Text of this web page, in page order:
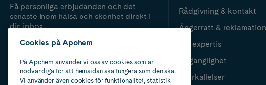
Få personliga erbjudanden och det
senaste inom hälsa och skönhet direkt i
din inbox.
Rådgivning & kontakt
Ångerrätt & reklamation
Vår expertis
Tillgänglighet
Återkallelser
Cookies på Apohem
På Apohem använder vi oss av cookies som är
nödvändiga för att hemsidan ska fungera som den ska.
Vi använder även cookies för funktionalitet, statistik